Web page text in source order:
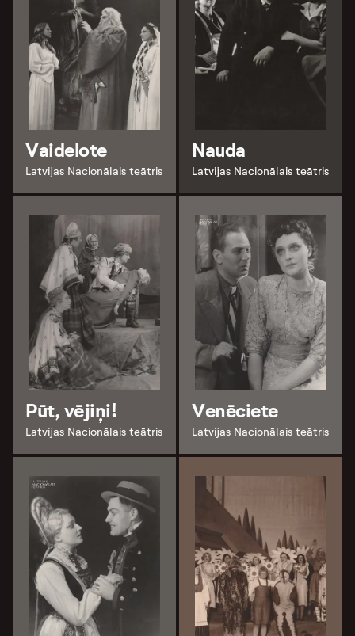
Vaidelote
Latvijas Nacionālais teātris
Nauda
Latvijas Nacionālais teātris
Pūt, vējiņi!
Latvijas Nacionālais teātris
Venēciete
Latvijas Nacionālais teātris